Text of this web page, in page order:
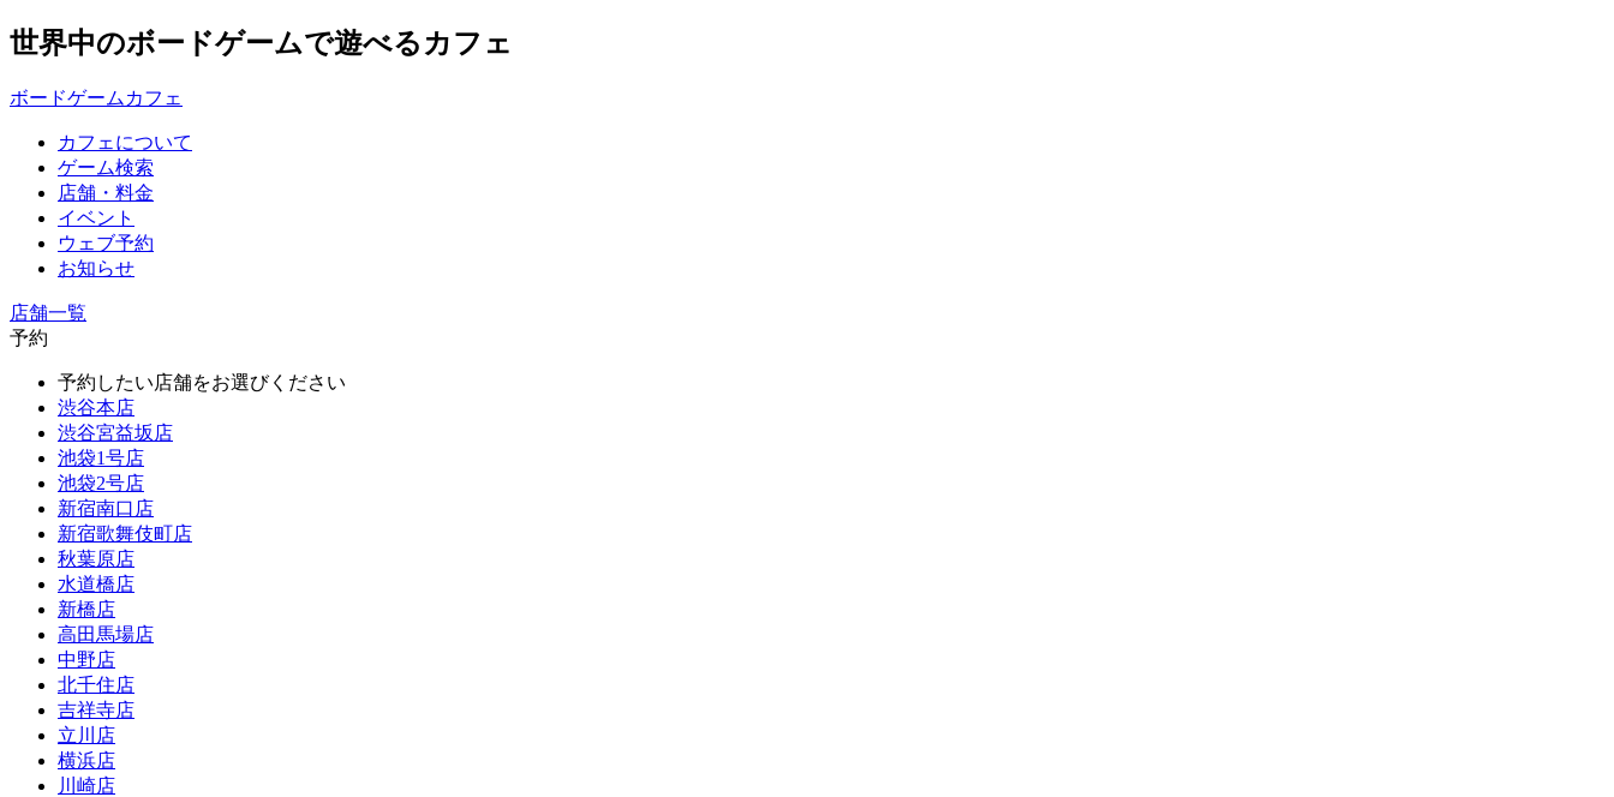
世界中のボードゲームで遊べるカフェ
ボードゲームカフェ
カフェについて
ゲーム検索
店舗・料金
イベント
ウェブ予約
お知らせ
店舗一覧
予約
予約したい店舗をお選びください
渋谷本店
渋谷宮益坂店
池袋1号店
池袋2号店
新宿南口店
新宿歌舞伎町店
秋葉原店
水道橋店
新橋店
高田馬場店
中野店
北千住店
吉祥寺店
立川店
横浜店
川崎店